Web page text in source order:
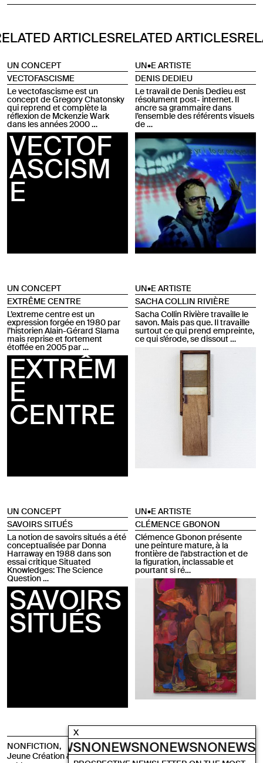
ARTICLESRELATED ARTICLESRELATED
UN CONCEPT
VECTOFASCISME
Le vectofascisme est un
concept de Gregory Chatonsky
qui reprend et complète la
réflexion de Mckenzie Wark
dans les années 2000 …
VECTOF
ASCISM
E
UN•E ARTISTE
DENIS DEDIEU
Le travail de Denis Dedieu est
résolument post- internet. Il
ancre sa grammaire dans
l’ensemble des référents visuels
de …
UN CONCEPT
EXTRÊME CENTRE
L’extreme centre est un
expression forgée en 1980 par
l’historien Alain-Gérard Slama
mais reprise et fortement
étoffée en 2005 par …
EXTRÊM
E
CENTRE
UN•E ARTISTE
SACHA COLLIN RIVIÈRE
Sacha Collin Rivière travaille le
savon. Mais pas que. Il travaille
surtout ce qui prend empreinte,
ce qui s’érode, se dissout …
UN CONCEPT
SAVOIRS SITUÉS
La notion de savoirs situés a été
conceptualisée par Donna
Harraway en 1988 dans son
essai critique Situated
Knowledges: The Science
Question …
SAVOIRS
SITUÉS
UN•E ARTISTE
CLÉMENCE GBONON
Clémence Gbonon présente
une peinture mature, à la
frontière de l’abstraction et de
la figuration, inclassable et
pourtant si ré…
NONFICTION,
Jeune Création & Pensée
NONFICTION,
Emerging Arts through
Critical Studies
X
NONEWS NONEWSNONEWSNONEWS